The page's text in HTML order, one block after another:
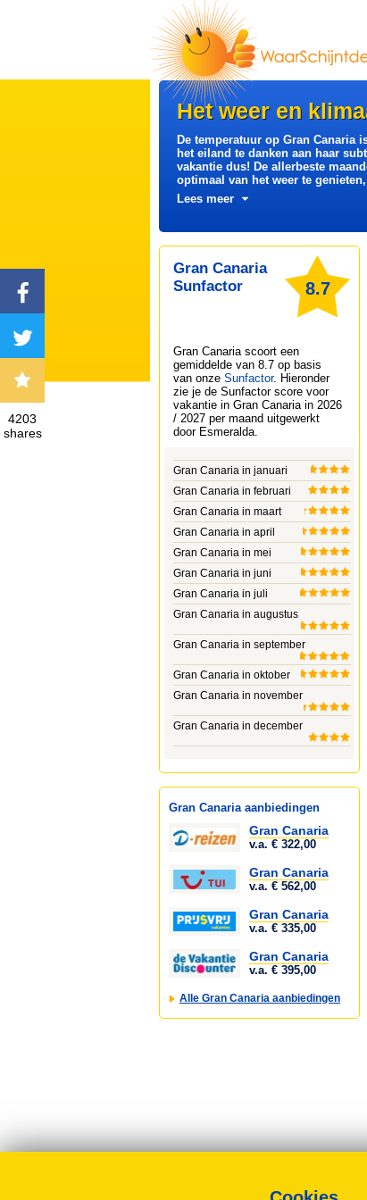
Het weer en
De temperatuur op Gran Canaria
het eiland te danken aan haar
vakantie dus! De allerbeste
optimaal van het weer te
Lees meer
Gran Canaria
Sunfactor
8.7
Gran Canariascoort een
gemiddelde van 8.7 op basis
van onze Sunfactor. Hieronder
zie je de Sunfactor score voor
vakantie in Gran Canaria in 2026
/ 2027 per maand uitgewerkt
door Esmeralda.
Gran Canaria in januari
Gran Canaria in februari
Gran Canaria in maart
Gran Canaria in april
Gran Canaria in mei
Gran Canaria in juni
Gran Canaria in juli
Gran Canaria in augustus
Gran Canaria in september
Gran Canaria in oktober
Gran Canaria in november
Gran Canaria in december
Gran Canaria aanbiedingen
Gran Canaria
v.a. € 322,00
Gran Canaria
v.a. € 562,00
Gran Canaria
v.a. € 335,00
Gran Canaria
v.a. € 395,00
Alle Gran Canaria aanbiedingen
4203
shares